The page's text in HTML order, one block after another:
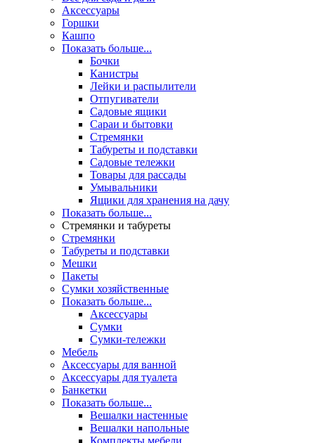
Аксессуары
Горшки
Кашпо
Показать больше...
Бочки
Канистры
Лейки и распылители
Отпугиватели
Садовые ящики
Сараи и бытовки
Стремянки
Табуреты и подставки
Садовые тележки
Товары для рассады
Умывальники
Ящики для хранения на дачу
Показать больше...
Стремянки и табуреты
Стремянки
Табуреты и подставки
Мешки
Пакеты
Сумки хозяйственные
Показать больше...
Аксессуары
Сумки
Сумки-тележки
Мебель
Аксессуары для ванной
Аксессуары для туалета
Банкетки
Показать больше...
Вешалки настенные
Вешалки напольные
Комплекты мебели